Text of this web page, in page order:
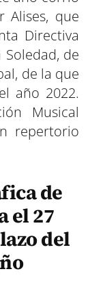
Alises, que
Directiva
de
de la que
año 2022.
Musical
repertorio
de
el 27
del